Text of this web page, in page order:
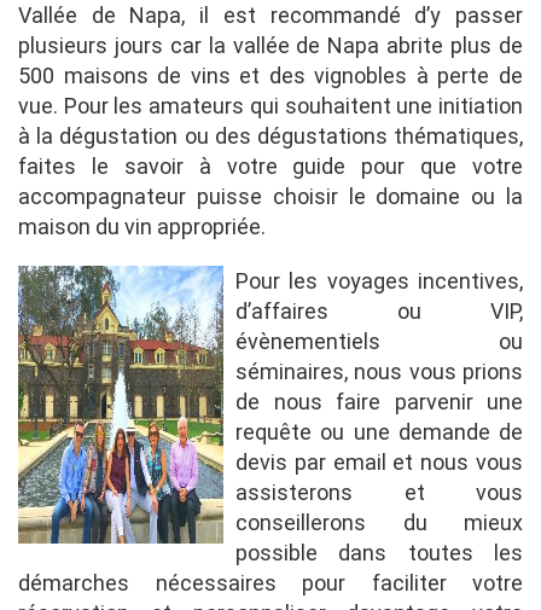
Vallée de Napa, il est recommandé d’y passer
plusieurs jours car la vallée de Napa abrite plus de
500 maisons de vins et des vignobles à perte de
vue. Pour les amateurs qui souhaitent une initiation
à la dégustation ou des dégustations thématiques,
faites le savoir à votre guide pour que votre
accompagnateur puisse choisir le domaine ou la
maison du vin appropriée.
Pour les voyages incentives,
d’affaires ou VIP,
évènementiels ou
séminaires, nous vous prions
de nous faire parvenir une
requête ou une demande de
devis par email et nous vous
assisterons et vous
conseillerons du mieux
possible dans toutes les
démarches nécessaires pour faciliter votre